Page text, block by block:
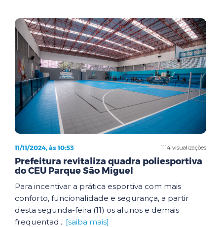
1114 visualizações
11/11/2024, às 10:53
Prefeitura revitaliza quadra poliesportiva
do CEU Parque São Miguel
Para incentivar a prática esportiva com mais
conforto, funcionalidade e segurança, a partir
desta segunda-feira (11) os alunos e demais
frequentad... [saiba mais]